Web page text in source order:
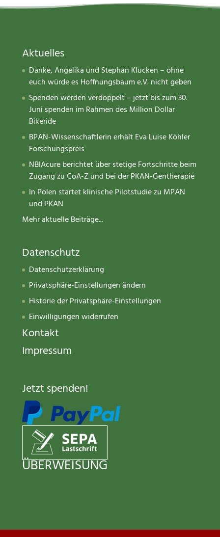
Aktuelles
Danke, Angelika und Stephan Klucken – ohne
euch würde es Hoffnungsbaum e.V. nicht geben
Spenden werden verdoppelt – jetzt bis zum 30.
Juni spenden im Rahmen des Million Dollar
Bikeride
BPAN-Wissenschaftlerin erhält Eva Luise Köhler
Forschungspreis
NBIAcure berichtet über stetige Fortschritte beim
Zugang zu CoA-Z und bei der PKAN-Gentherapie
In Polen startet klinische Pilotstudie zu MPAN
und PKAN
Mehr aktuelle Beiträge...
Datenschutz
Datenschutzerklärung
Privatsphäre-Einstellungen ändern
Historie der Privatsphäre-Einstellungen
Einwilligungen widerrufen
Kontakt
Impressum
Jetzt spenden!
ÜBERWEISUNG